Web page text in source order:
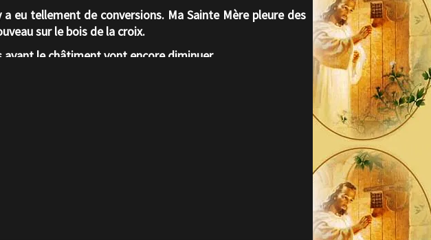
eu tellement de conversions. Ma Sainte Mère pleure des
sur le bois de la croix.
le châtiment vont encore diminuer.